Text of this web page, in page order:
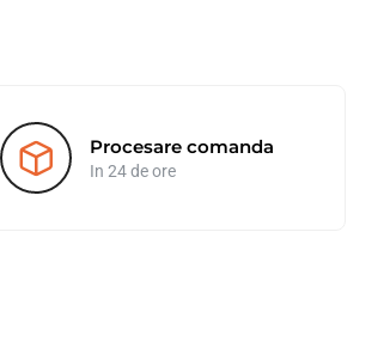
Procesare comanda
In 24 de ore